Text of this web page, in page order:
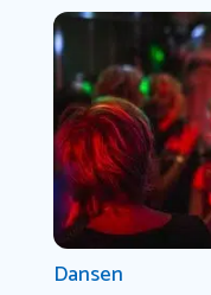
Dansen